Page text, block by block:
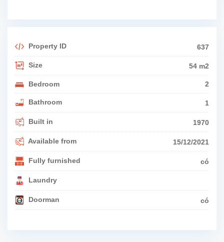
Property ID 637
Size 54 m2
Bedroom 2
Bathroom 1
Built in 1970
Available from 15/12/2021
Fully furnished có
Laundry
Doorman có